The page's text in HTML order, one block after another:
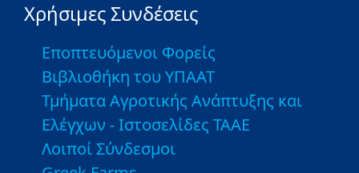
Χρήσιμες Συνδέσεις
Εποπτευόμενοι Φορείς
Βιβλιοθήκη του ΥΠΑΑΤ
Τμήματα Αγροτικής Ανάπτυξης και
Ελέγχων - Ιστοσελίδες ΤΑΑΕ
Λοιποί Σύνδεσμοι